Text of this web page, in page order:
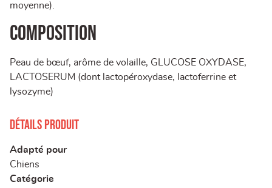
moyenne).
COMPOSITION
Peau de bœuf, arôme de volaille, GLUCOSE OXYDASE,
LACTOSERUM (dont lactopéroxydase, lactoferrine et
lysozyme)
Détails produit
Adapté pour
Chiens
Catégorie